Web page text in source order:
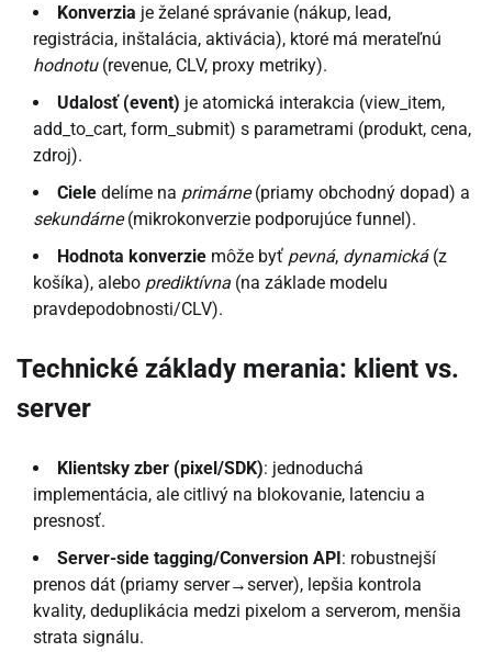
Konverzia je želané správanie (nákup, lead,
registrácia, inštalácia, aktivácia), ktoré má merateľnú
hodnotu(revenue, CLV, proxy metriky).
Udalosť (event) je atomická interakcia (view_item,
add_to_cart, form_submit) s parametrami (produkt, cena,
zdroj).
Ciele delíme na primárne(priamy obchodný dopad) a
sekundárne(mikrokonverzie podporujúce funnel).
Hodnota konverzie môže byť pevná, dynamická(z
košíka), alebo prediktívna (na základe modelu
pravdepodobnosti/CLV).
Technické základy merania: klient vs.
server
Klientsky zber (pixel/SDK): jednoduchá
implementácia, ale citlivý na blokovanie, latenciu a
presnosť.
Server-side tagging/Conversion API : robustnejší
prenos dát (priamy server→server), lepšia kontrola
kvality, deduplikácia medzi pixelom a serverom, menšia
strata signálu.